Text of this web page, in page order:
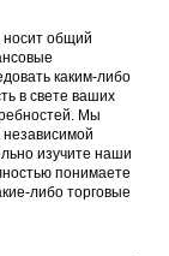
носит общий
каким-либо
в свете ваших
Мы
изучите наши
понимаете
либо торговые